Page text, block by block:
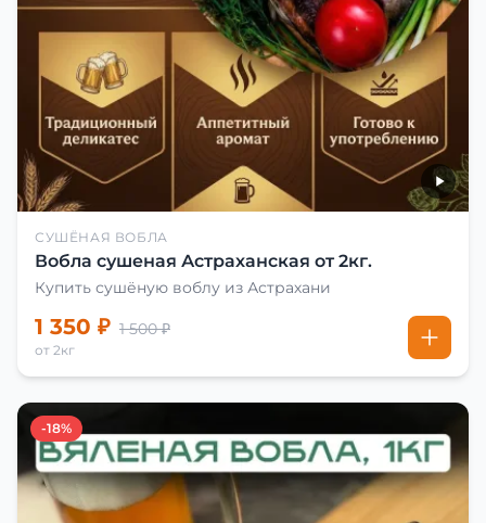
СУШЁНАЯ ВОБЛА
Вобла сушеная Астраханская от 2кг.
Купить сушёную воблу из Астрахани
1 350 ₽ 1 500 ₽
от 2кг
-18%